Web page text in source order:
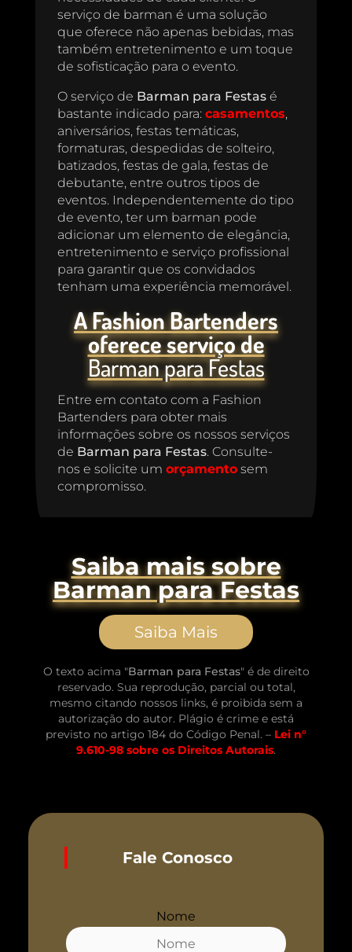
serviço de barman é uma solução
que oferece não apenas bebidas, mas
também entretenimento e um toque
de sofisticação para o evento.
O serviço de Barman para Festasé
bastante indicado para: casamentos,
aniversários, festas temáticas,
formaturas, despedidas de solteiro,
batizados, festas de gala, festas de
debutante, entre outros tipos de
eventos. Independentemente do tipo
de evento, ter um barman pode
adicionar um elemento de elegância,
entretenimento e serviço profissional
para garantir que os convidados
tenham uma experiência memorável.
A Fashion Bartenders
oferece serviço de
Barman para Festas
Entre em contato com a Fashion
Bartenders para obter mais
informações sobre os nossos serviços
de Barman para Festas. Consulte-
nos e solicite um orçamentosem
compromisso.
Saiba mais sobre
Barman para Festas
Saiba Mais
O texto acima "Barman para Festas" é de direito
reservado. Sua reprodução, parcial ou total,
mesmo citando nossos links, é proibida sem a
autorização do autor. Plágio é crime e está
previsto no artigo 184 do Código Penal. – Lei n°
9.610-98 sobre os Direitos Autorais.
Fale Conosco
Nome